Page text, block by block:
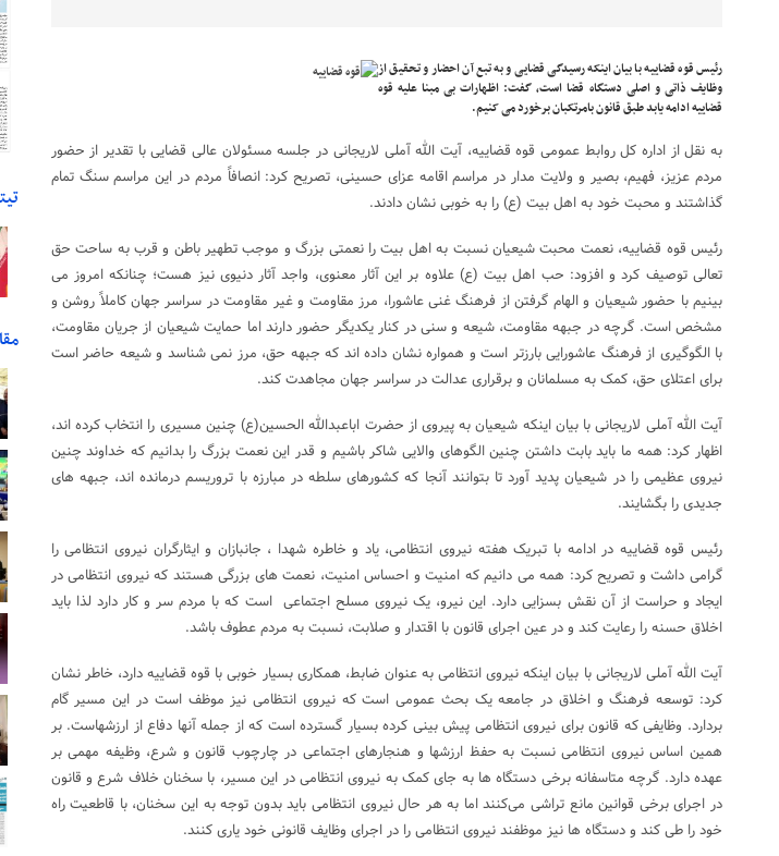
رئیس قوه قضاییه با بیان اینکه رسیدگی قضایی و به تبع آن احضار و تحقیق از
وظایف ذاتی و اصلی دستگاه قضا است، گفت: اظهارات بی مبنا علیه قوه
قضاییه ادامه یابد طبق قانون بامرتکبان برخورد می کنیم.
به نقل از اداره کل روابط عمومی قوه قضاییه، آیت الله آملی لاریجانی در جلسه مسئولان عالی قضایی با تقدیر از حضور
مردم عزیز، فهیم، بصیر و ولایت مدار در مراسم اقامه عزای حسینی، تصریح کرد: انصافاً مردم در این مراسم سنگ تمام
گذاشتند و محبت خود به اهل بیت (ع) را به خوبی نشان دادند.
رئیس قوه قضاییه، نعمت محبت شیعیان نسبت به اهل بیت را نعمتی بزرگ و موجب تطهیر باطن و قرب به ساحت حق
تعالی توصیف کرد و افزود: حب اهل بیت (ع) علاوه بر این آثار معنوی، واجد آثار دنیوی نیز هست؛ چنانکه امروز می
بینیم با حضور شیعیان و الهام گرفتن از فرهنگ غنی عاشورا، مرز مقاومت و غیر مقاومت در سراسر جهان کاملاً روشن و
مشخص است. گرچه در جبهه مقاومت، شیعه و سنی در کنار یکدیگر حضور دارند اما حمایت شیعیان از جریان مقاومت،
با الگوگیری از فرهنگ عاشورایی بارزتر است و همواره نشان داده اند که جبهه حق، مرز نمی شناسد و شیعه حاضر است
برای اعتلای حق، کمک به مسلمانان و برقراری عدالت در سراسر جهان مجاهدت کند.
آیت الله آملی لاریجانی با بیان اینکه شیعیان به پیروی از حضرت اباعبدالله الحسین(ع) چنین مسیری را انتخاب کرده‌ اند،
اظهار کرد: همه ما باید بابت داشتن چنین الگوهای والایی شاکر باشیم و قدر این نعمت بزرگ را بدانیم که خداوند چنین
نیروی عظیمی را در شیعیان پدید آورد تا بتوانند آنجا که کشورهای سلطه در مبارزه با تروریسم درمانده اند، جبهه های
جدیدی را بگشایند.
رئیس قوه قضاییه در ادامه با تبریک هفته نیروی انتظامی، یاد و خاطره شهدا ، جانبازان و ایثارگران نیروی انتظامی را
گرامی داشت و تصریح کرد: همه می دانیم که امنیت و احساس امنیت، نعمت های بزرگی هستند که نیروی انتظامی در
ایجاد و حراست از آن نقش بسزایی دارد. این نیرو، یک نیروی مسلح اجتماعی است که با مردم سر و کار دارد لذا باید
اخلاق حسنه را رعایت کند و در عین اجرای قانون با اقتدار و صلابت، نسبت به مردم عطوف باشد.
آیت الله آملی لاریجانی با بیان اینکه نیروی انتظامی به عنوان ضابط، همکاری بسیار خوبی با قوه قضاییه دارد، خاطر نشان
کرد: توسعه فرهنگ و اخلاق در جامعه یک بحث عمومی است که نیروی انتظامی نیز موظف است در این مسیر گام
بردارد. وظایفی که قانون برای نیروی انتظامی پیش بینی کرده بسیار گسترده است که از جمله آنها دفاع از ارزشهاست. بر
همین اساس نیروی انتظامی نسبت به حفظ ارزشها و هنجارهای اجتماعی در چارچوب قانون و شرع، وظیفه مهمی بر
عهده دارد. گرچه متاسفانه برخی دستگاه ها به جای کمک به نیروی انتظامی در این مسیر، با سخنان خلاف شرع و قانون
در اجرای برخی قوانین مانع تراشی می‌کنند اما به هر حال نیروی انتظامی باید بدون توجه به این سخنان، با قاطعیت راه
خود را طی کند و دستگاه ها نیز موظفند نیروی انتظامی را در اجرای وظایف قانونی خود یاری کنند.